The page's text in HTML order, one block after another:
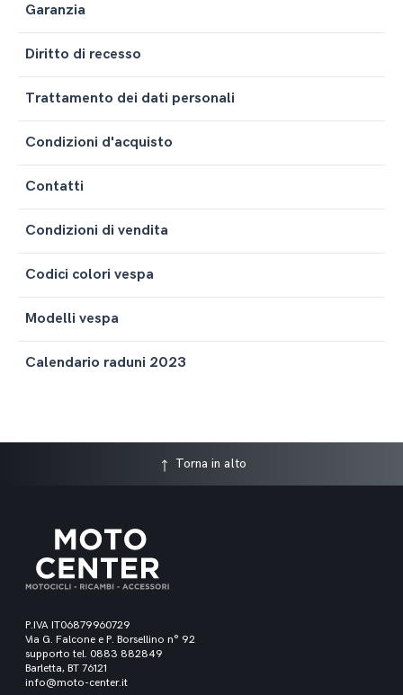
Garanzia
Diritto di recesso
Trattamento dei dati personali
Condizioni d'acquisto
Contatti
Condizioni di vendita
Codici colori vespa
Modelli vespa
Calendario raduni 2023
Torna in alto
P.IVA IT06879960729
Via G. Falcone e P. Borsellino n° 92
supporto tel. 0883 882849
Barletta, BT 76121
info@moto-center.it